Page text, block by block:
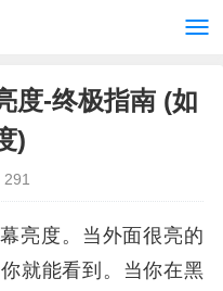
度-终极指南 (如
)
291
亮度。当外面很亮的
就能看到。当你在黑